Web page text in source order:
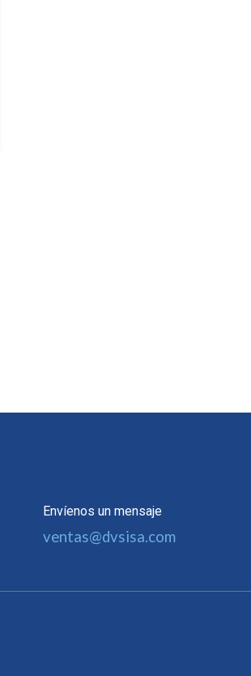
Envíenos un mensaje
ventas@dvsisa.com